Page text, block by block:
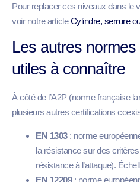
Pour replacer ces niveaux dans le
voir notre articleCylindre, serrure
Les autres
utiles à connaître
À côté de l’A2P (norme française
plusieurs autres certifications
EN 1303: norme
la résistance sur des
résistance à l’attaque).
EN 12209: norme